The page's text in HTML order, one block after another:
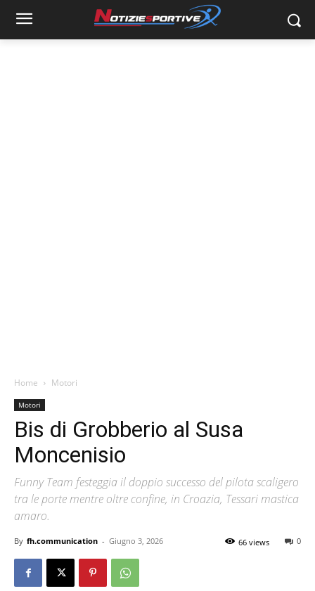
Home Motori
Motori
Bis di Grobberio al Susa
Moncenisio
Funny Team festeggia il doppio successo del pilota scaligero
tra le porte mentre oltre confine, in Croazia, Tessari mastica
amaro.
By fh.communication - Giugno 3, 2026 0
66 views